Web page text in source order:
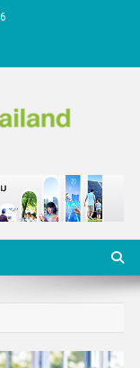
วิตกับ